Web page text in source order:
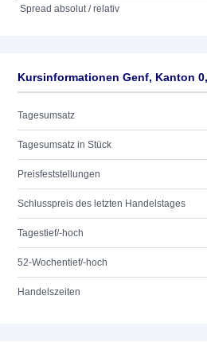
Spread absolut / relativ
Kursinformationen Genf, Kanton
Tagesumsatz
Tagesumsatz in Stück
Preisfeststellungen
Schlusspreis des letzten Handelstages
Tagestief/-hoch
52-Wochentief/-hoch
Handelszeiten